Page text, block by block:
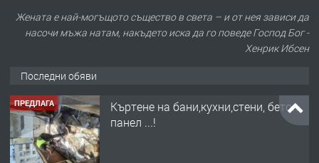
Жената е най-могъщото същество в света – и от нея зависи да
насочи мъжа натам, накъдето иска да го поведе Господ Бог -
Хенрик Ибсен
Последни обяви
ПРЕДЛАГА
Къртене на бани,кухни,стени, бетон,
панел ...!